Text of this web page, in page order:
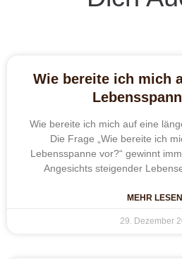
Wie bereite ich mich
Wie bereite ich mich auf eine
Die Frage „Wie bereite ich
Lebensspanne vor?“ gewinnt
Angesichts steigender
MEHR
29. Dezember